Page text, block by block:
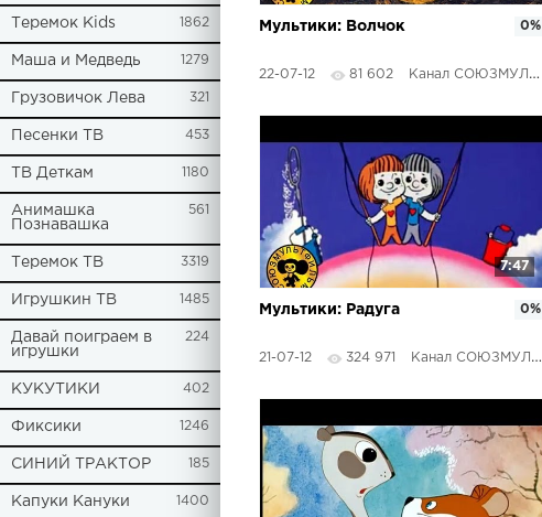
Теремок Kids 1862
Маша и Медведь 1279
Грузовичок Лева 321
Песенки ТВ 453
ТВ Деткам 1180
Анимашка
Познавашка
561
Теремок ТВ 3319
Игрушкин ТВ 1485
Давай поиграем в
игрушки
224
КУКУТИКИ 402
Фиксики 1246
СИНИЙ ТРАКТОР 185
Капуки Кануки 1400
Мультики: Волчок
22-07-12 81 602 Канал СОЮЗМУЛЬТФИЛЬМЫ
0%
7:47
Мультики: Радуга
21-07-12 324 971 Канал СОЮЗМУЛЬТФИЛЬМЫ
0%